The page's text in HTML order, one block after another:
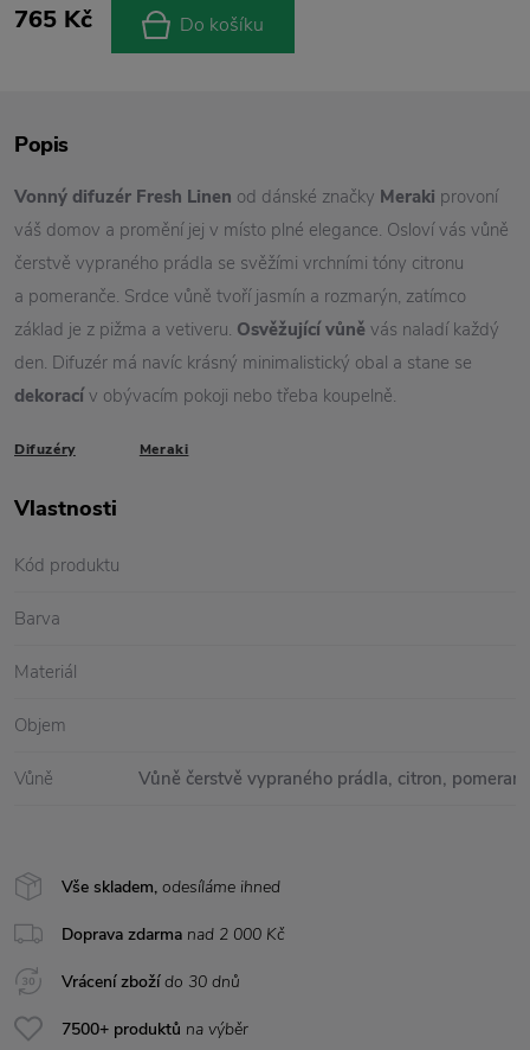
765 Kč Do košíku
Vše skladem, odesíláme ihned
Doprava zdarma nad 2 000 Kč
Vrácení zbožído 30 dnů
7500+ produktů na výběr
Popis
Vonný difuzér Fresh Linen od dánské značky Meraki provoní
váš domov a promění jej v místo plné elegance. Osloví vás vůně
čerstvě vypraného prádla se svěžími vrchními tóny citronu
a pomeranče. Srdce vůně tvoří jasmín a rozmarýn, zatímco
základ je z pižma a vetiveru. Osvěžující vůně vás naladí každý
den. Difuzér má navíc krásný minimalistický obal a stane se
dekorací v obývacím pokoji nebo třeba koupelně.
Difuzéry Meraki
Vlastnosti
Kód produktu
Barva
Materiál
Objem
Vůně Vůně čerstvě vypraného prádla, citron,